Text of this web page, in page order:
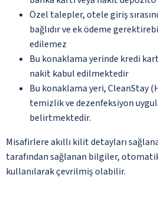
Özel talepler, otele giriş
bağlıdır ve ek ödeme
edilemez
Bu konaklama yerinde kredi
nakit kabul edilmektedir
Bu konaklama yeri, CleanStay
temizlik ve dezenfeksiyon
belirtmektedir.
Misafirlere akıllı kilit detayları
tarafından sağlanan bilgiler,
kullanılarak çevrilmiş olabilir.